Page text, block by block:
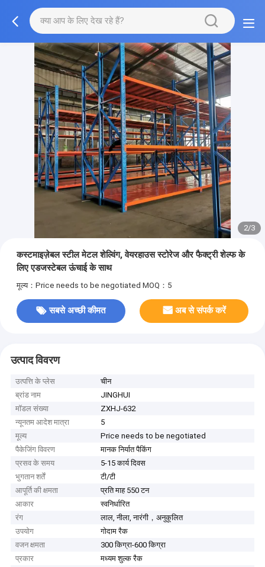
2/3
कस्टमाइज़ेबल स्टील मेटल शेल्विंग, वेयरहाउस स्टोरेज और फैक्ट्री शेल्फ के
लिए एडजस्टेबल ऊंचाई के साथ
मूल्य：Price needs to be negotiated MOQ：5
सबसे अच्छी कीमत अब से संपर्क करें
उत्पाद विवरण
उत्पत्ति के प्लेस
चीन
ब्रांड नाम
JINGHUI
मॉडल संख्या
ZXHJ-632
न्यूनतम आदेश मात्रा
5
मूल्य
Price needs to be negotiated
पैकेजिंग विवरण
मानक निर्यात पैकिंग
प्रसव के समय
5-15 कार्य दिवस
भुगतान शर्तें
टी/टी
आपूर्ति की क्षमता
प्रति माह 550 टन
आकार
स्वनिर्धारित
रंग
लाल, नीला, नारंगी，अनुकूलित
उपयोग
गोदाम रैक
वजन क्षमता
300 किग्रा-600 किग्रा
प्रकार
मध्यम शुल्क रैक